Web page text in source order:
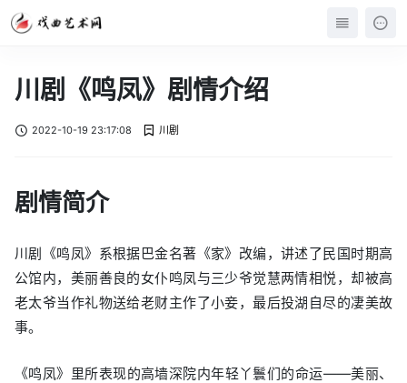
川剧《鸣凤》剧情介绍
2022-10-19 23:17:08 川剧
剧情简介
川剧《鸣凤》系根据巴金名著《家》改编，讲述了民国时期高
公馆内，美丽善良的女仆鸣凤与三少爷觉慧两情相悦，却被高
老太爷当作礼物送给老财主作了小妾，最后投湖自尽的凄美故
事。
《鸣凤》里所表现的高墙深院内年轻丫鬟们的命运——美丽、